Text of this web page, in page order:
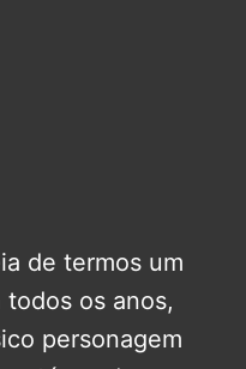
de termos um
os anos,
personagem